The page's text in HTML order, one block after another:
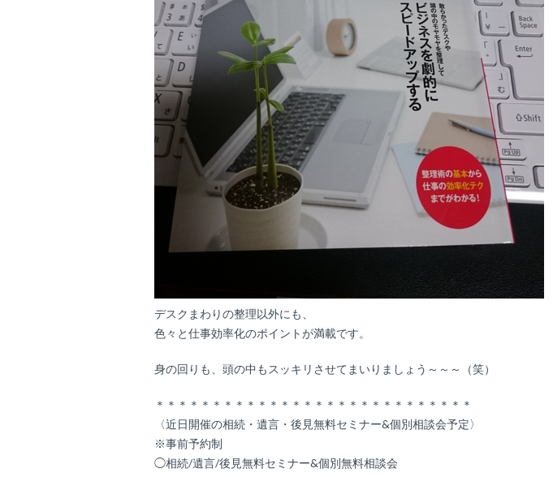
デスクまわりの整理以外にも、
色々と仕事効率化のポイントが満載です。
身の回りも、頭の中もスッキリさせてまいりましょう～～～（笑）
＊＊＊＊＊＊＊＊＊＊＊＊＊＊＊＊＊＊＊＊＊＊＊＊＊＊＊＊
〈近日開催の相続・遺言・後見無料セミナー&個別相談会予定〉
※事前予約制
◯相続/遺言/後見無料セミナー&個別無料相談会